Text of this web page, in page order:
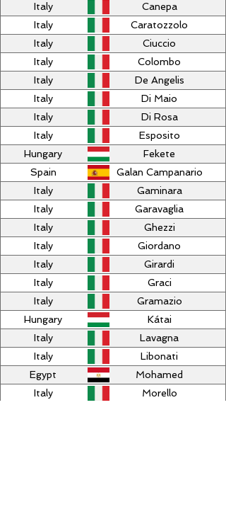
Italy
Canepa
Italy
Caratozzolo
Italy
Ciuccio
Italy
Colombo
Italy
De Angelis
Italy
Di Maio
Italy
Di Rosa
Italy
Esposito
Hungary
Fekete
Spain
Galan Campanario
Italy
Gaminara
Italy
Garavaglia
Italy
Ghezzi
Italy
Giordano
Italy
Girardi
Italy
Graci
Italy
Gramazio
Hungary
Kátai
Italy
Lavagna
Italy
Libonati
Egypt
Mohamed
Italy
Morello